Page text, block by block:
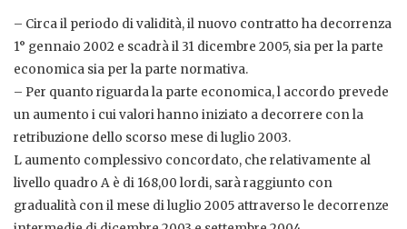
– Circa il periodo di validità, il nuovo contratto ha decorrenza
1° gennaio 2002 e scadrà il 31 dicembre 2005, sia per la parte
economica sia per la parte normativa.
– Per quanto riguarda la parte economica, l accordo prevede
un aumento i cui valori hanno iniziato a decorrere con la
retribuzione dello scorso mese di luglio 2003.
L aumento complessivo concordato, che relativamente al
livello quadro A è di 168,00 lordi, sarà raggiunto con
gradualità con il mese di luglio 2005 attraverso le decorrenze